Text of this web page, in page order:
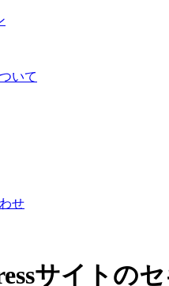
いて
せ
サイトの